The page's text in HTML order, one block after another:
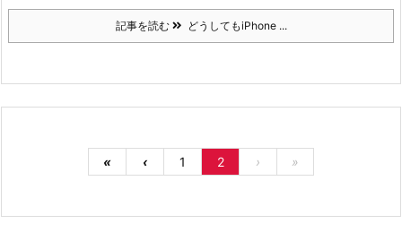
記事を読む どうしてもiPhone ...
« ‹ 1 2 › »